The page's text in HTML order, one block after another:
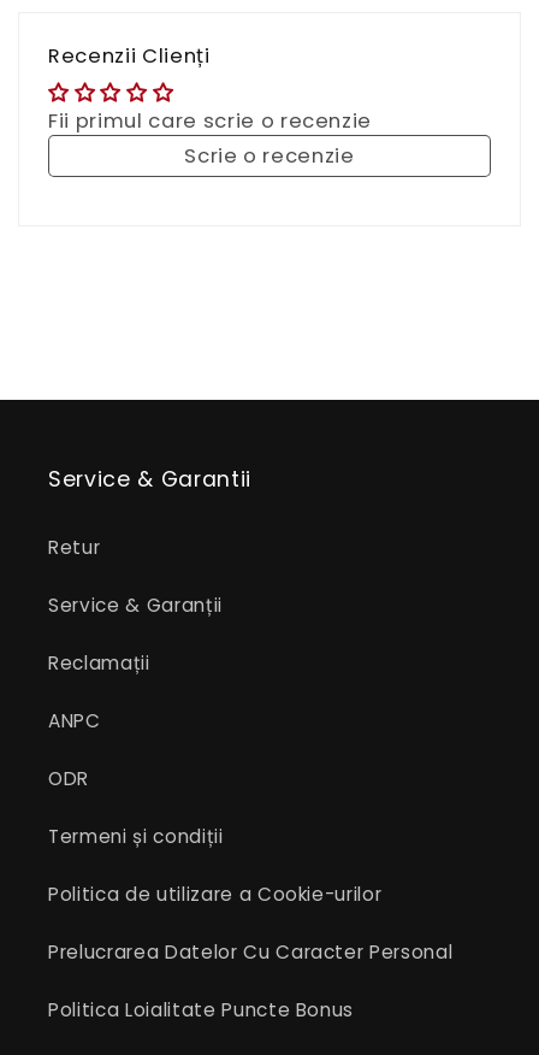
Recenzii Clienți
Fii primul care scrie o recenzie
Scrie o recenzie
Service & Garantii
Retur
Service & Garanții
Reclamații
ANPC
ODR
Termeni și condiții
Politica de utilizare a Cookie-urilor
Prelucrarea Datelor Cu Caracter Personal
Politica Loialitate Puncte Bonus